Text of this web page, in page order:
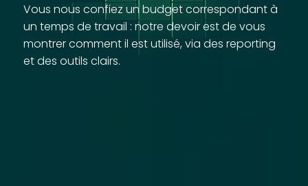
Vous nous confiez un budget correspondant à
un temps de travail : notre devoir est de vous
montrer comment il est utilisé, via des reporting
et des outils clairs.